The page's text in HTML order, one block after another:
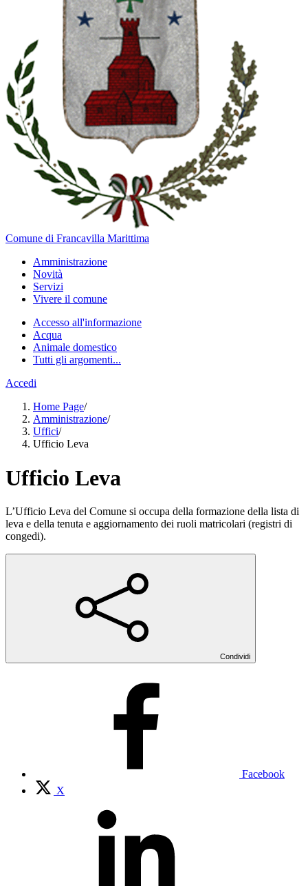
Comune di Francavilla Marittima
Amministrazione
Novità
Servizi
Vivere il comune
Accesso all'informazione
Acqua
Animale domestico
Tutti gli argomenti...
Accedi
Home Page/
Amministrazione/
Uffici/
Ufficio Leva
Ufficio Leva
L’Ufficio Leva del Comune si occupa della formazione della lista di
leva e della tenuta e aggiornamento dei ruoli matricolari (registri di
congedi).
Condividi
Facebook
X